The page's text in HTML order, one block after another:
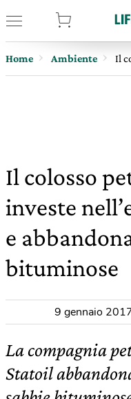
Home Ambiente Il
Il colosso
investe
e
bituminose
9 gennaio
La compagnia
Statoil